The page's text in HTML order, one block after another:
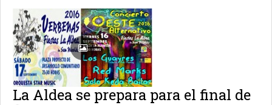
La Aldea se prepara para el final de